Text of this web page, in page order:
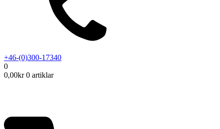
+46-(0)300-17340
0
0,00kr 0 artiklar